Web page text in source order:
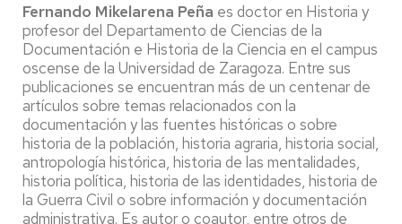
Fernando Mikelarena Peña es doctor en Historia y
profesor del Departamento de Ciencias de la
Documentación e Historia de la Ciencia en el campus
oscense de la Universidad de Zaragoza. Entre sus
publicaciones se encuentran más de un centenar de
artículos sobre temas relacionados con la
documentación y las fuentes históricas o sobre
historia de la población, historia agraria, historia social,
antropología histórica, historia de las mentalidades,
historia política, historia de las identidades, historia de
la Guerra Civil o sobre información y documentación
administrativa. Es autor o coautor, entre otros de